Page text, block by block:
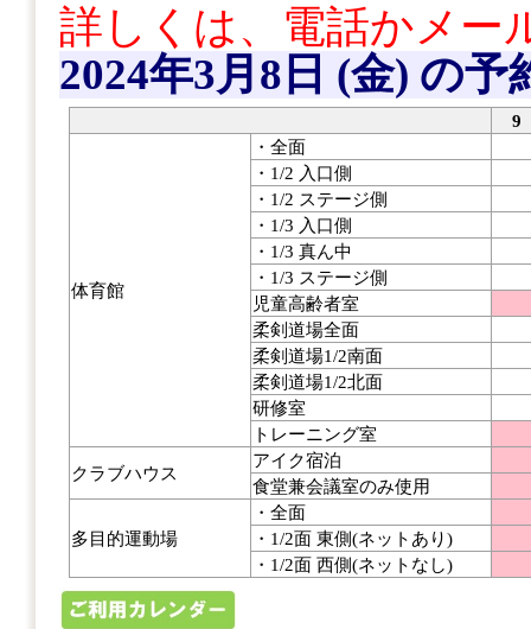
詳しくは、電話かメー
2024年3月8日 (金) の予
9
体育館
・全面
・1/2 入口側
・1/2 ステージ側
・1/3 入口側
・1/3 真ん中
・1/3 ステージ側
児童高齢者室
柔剣道場全面
柔剣道場1/2南面
柔剣道場1/2北面
研修室
トレーニング室
クラブハウス
アイク宿泊
食堂兼会議室のみ使用
多目的運動場
・全面
・1/2面 東側(ネットあり)
・1/2面 西側(ネットなし)